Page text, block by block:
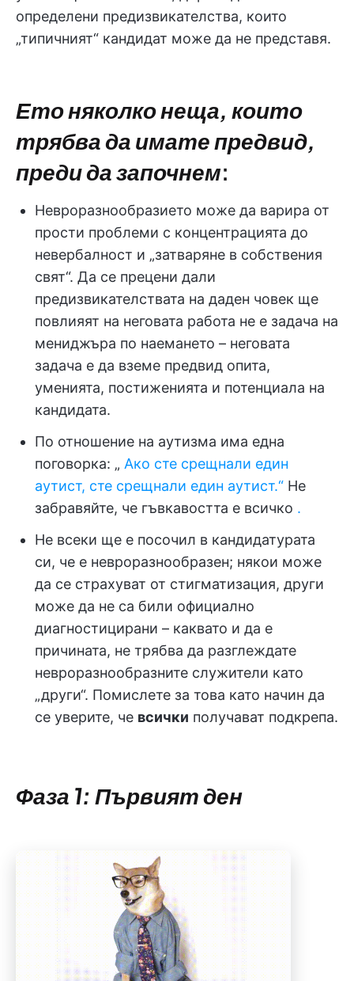
определени предизвикателства, които
„типичният“ кандидат може да не представя.
Ето няколко неща, които
трябва да имате предвид,
преди да започнем:
Невроразнообразието може да варира от
прости проблеми с концентрацията до
невербалност и „затваряне в собствения
свят“. Да се прецени дали
предизвикателствата на даден човек ще
повлияят на неговата работа не е задача на
мениджъра по наемането – неговата
задача е да вземе предвид опита,
уменията, постиженията и потенциала на
кандидата.
По отношение на аутизма има една
поговорка: „ Ако сте срещнали един
аутист, сте срещнали един аутист.“ Не
забравяйте, че гъвкавостта е всичко .
Не всеки ще е посочил в кандидатурата
си, че е невроразнообразен; някои може
да се страхуват от стигматизация, други
може да не са били официално
диагностицирани – каквато и да е
причината, не трябва да разглеждате
невроразнообразните служители като
„други“. Помислете за това като начин да
се уверите, че всички получават подкрепа.
Фаза 1: Първият ден